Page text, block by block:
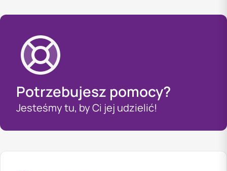
Potrzebujesz pomocy?
Jesteśmy tu, by Ci jej udzielić!